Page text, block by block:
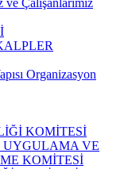
Organizasyon
KOMİTESİ
VE
KOMİTESİ